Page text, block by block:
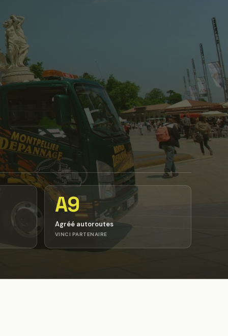
A9
Agréé autoroutes
VINCI PARTENAIRE